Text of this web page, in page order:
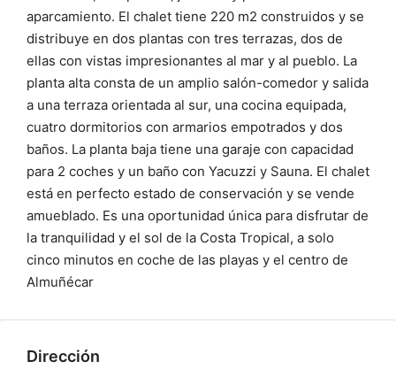
aparcamiento. El chalet tiene 220 m2 construidos y se
distribuye en dos plantas con tres terrazas, dos de
ellas con vistas impresionantes al mar y al pueblo. La
planta alta consta de un amplio salón-comedor y salida
a una terraza orientada al sur, una cocina equipada,
cuatro dormitorios con armarios empotrados y dos
baños. La planta baja tiene una garaje con capacidad
para 2 coches y un baño con Yacuzzi y Sauna. El chalet
está en perfecto estado de conservación y se vende
amueblado. Es una oportunidad única para disfrutar de
la tranquilidad y el sol de la Costa Tropical, a solo
cinco minutos en coche de las playas y el centro de
Almuñécar
Dirección